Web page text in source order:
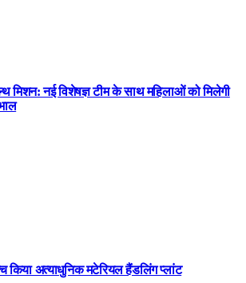
मिशन: नई विशेषज्ञ टीम के साथ महिलाओं को मिलेगी
किया अत्याधुनिक मटेरियल हैंडलिंग प्लांट